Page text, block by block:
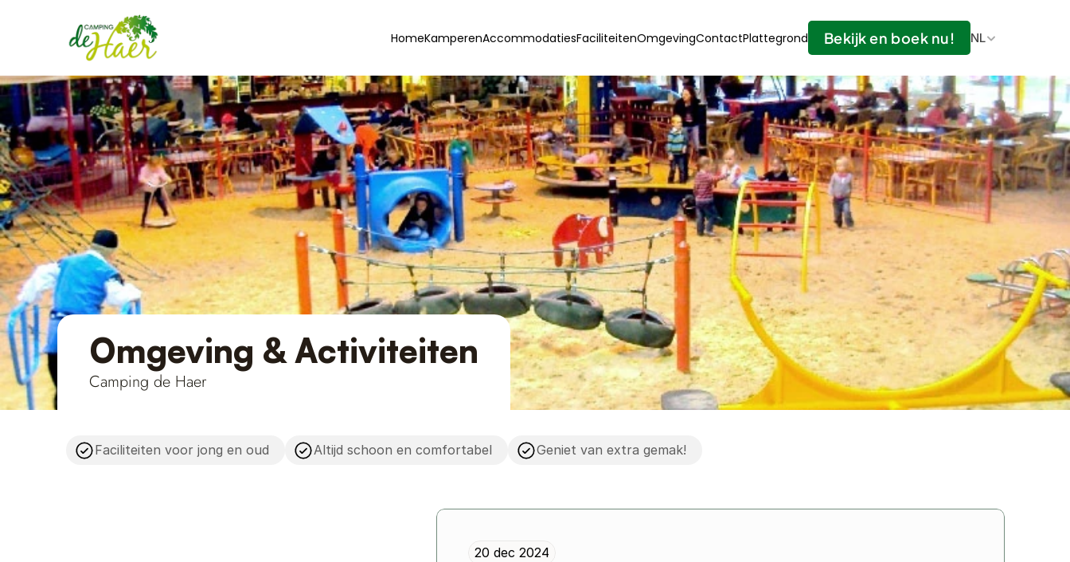
HomeKamperenAccommodatiesFaciliteitenOmgevingContactPlattegrond Bekijk en boek nu! NL
Omgeving & Activiteiten
Camping de Haer
Faciliteiten voor jong en oud Altijd schoon en comfortabel Geniet van extra gemak!
20 dec 2024